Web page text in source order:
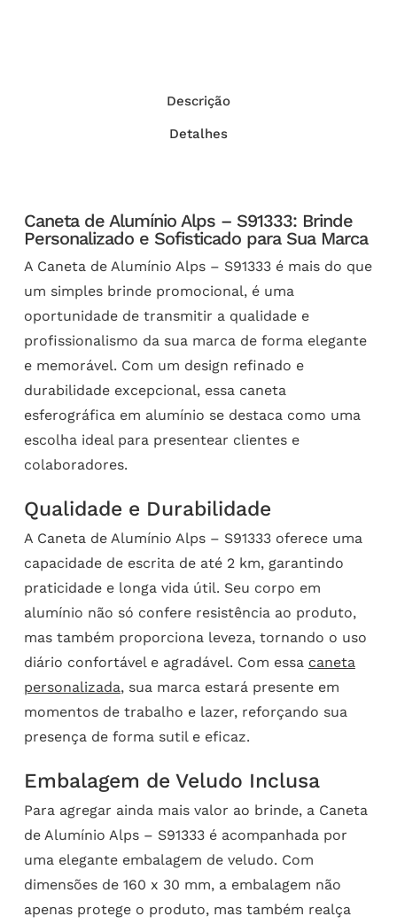
Descrição
Detalhes
Caneta de Alumínio Alps – S91333: Brinde
Personalizado e Sofisticado para Sua Marca
A Caneta de Alumínio Alps – S91333 é mais do que
um simples brinde promocional, é uma
oportunidade de transmitir a qualidade e
profissionalismo da sua marca de forma elegante
e memorável. Com um design refinado e
durabilidade excepcional, essa caneta
esferográfica em alumínio se destaca como uma
escolha ideal para presentear clientes e
colaboradores.
Qualidade e Durabilidade
A Caneta de Alumínio Alps – S91333 oferece uma
capacidade de escrita de até 2 km, garantindo
praticidade e longa vida útil. Seu corpo em
alumínio não só confere resistência ao produto,
mas também proporciona leveza, tornando o uso
diário confortável e agradável. Com essa caneta
personalizada, sua marca estará presente em
momentos de trabalho e lazer, reforçando sua
presença de forma sutil e eficaz.
Embalagem de Veludo Inclusa
Para agregar ainda mais valor ao brinde, a Caneta
de Alumínio Alps – S91333 é acompanhada por
uma elegante embalagem de veludo. Com
dimensões de 160 x 30 mm, a embalagem não
apenas protege o produto, mas também realça